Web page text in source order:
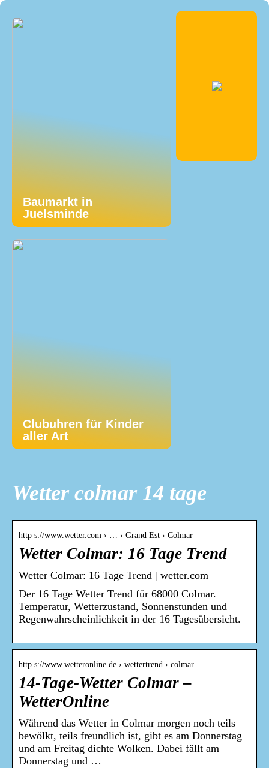
Baumarkt in
Juelsminde
Clubuhren für Kinder
aller Art
Wetter colmar 14 tage
http s://www.wetter.com › … › Grand Est › Colmar
Wetter Colmar: 16 Tage Trend
Wetter Colmar: 16 Tage Trend | wetter.com
Der 16 Tage Wetter Trend für 68000 Colmar.
Temperatur, Wetterzustand, Sonnenstunden und
Regenwahrscheinlichkeit in der 16 Tagesübersicht.
http s://www.wetteronline.de › wettertrend › colmar
14-Tage-Wetter Colmar –
WetterOnline
Während das Wetter in Colmar morgen noch teils
bewölkt, teils freundlich ist, gibt es am Donnerstag
und am Freitag dichte Wolken. Dabei fällt am
Donnerstag und …